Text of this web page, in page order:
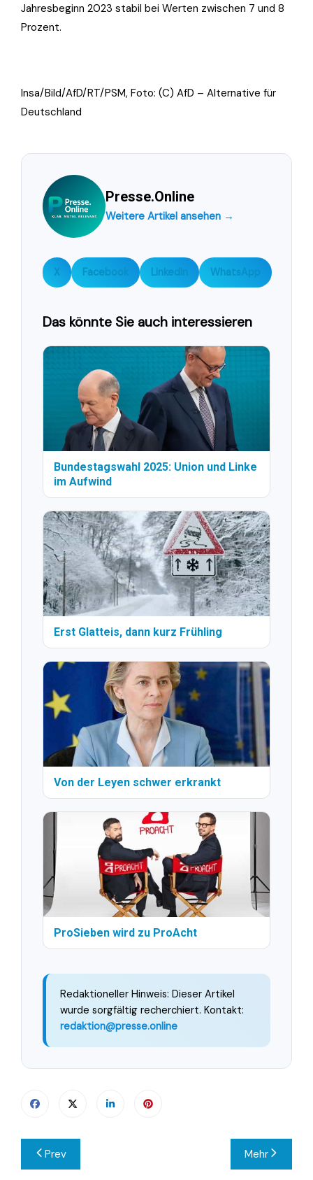
Jahresbeginn 2023 stabil bei Werten zwischen 7 und 8
Prozent.
Insa/Bild/AfD/RT/PSM, Foto: (C) AfD – Alternative für
Deutschland
Presse.Online
Weitere Artikel ansehen →
X Facebook LinkedIn WhatsApp
Das könnte Sie auch interessieren
Bundestagswahl 2025: Union und Linke
im Aufwind
Erst Glatteis, dann kurz Frühling
Von der Leyen schwer erkrankt
ProSieben wird zu ProAcht
Redaktioneller Hinweis: Dieser Artikel
wurde sorgfältig recherchiert. Kontakt:
redaktion@presse.online
Beitragsnavigation
Prev Mehr